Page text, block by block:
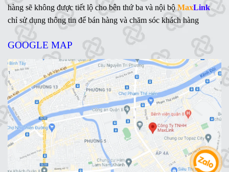
hàng sẽ không được tiết lộ cho bên thứ ba và nội bộMaxLink
chỉ sử dụng thông tin để bán hàng và chăm sóc khách hàng
GOOGLE MAP